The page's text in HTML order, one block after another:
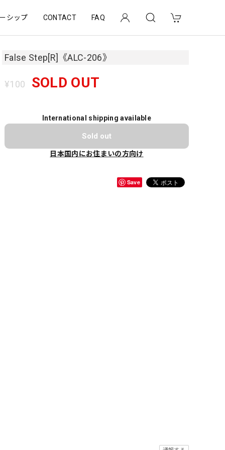
シップ CONTACT FAQ
False Step[R]《ALC-206》
¥100 SOLD OUT
International shipping available
Sold out
日本国内にお住まいの方向け
Save